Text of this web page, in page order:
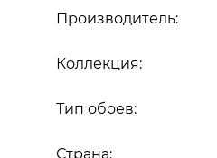
Производитель:
Коллекция:
Страна:
Тип обоев: